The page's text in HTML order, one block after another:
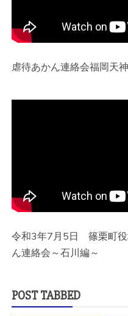
虐待あかん連絡会福岡天
令和3年7月5日 篠栗町
ん連絡会～石川編～
POST TABBED